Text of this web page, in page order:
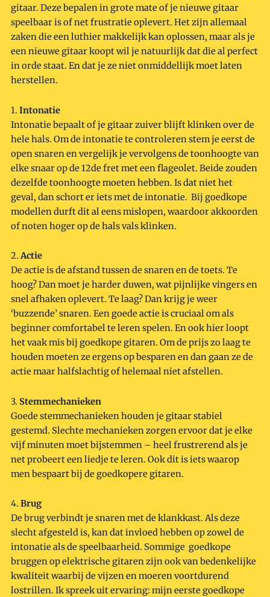
gitaar. Deze bepalen in grote mate of je nieuwe gitaar
speelbaar is of net frustratie oplevert. Het zijn allemaal
zaken die een luthier makkelijk kan oplossen, maar als je
een nieuwe gitaar koopt wil je natuurlijk dat die al perfect
in orde staat. En dat je ze niet onmiddellijk moet laten
herstellen.
1. Intonatie
Intonatie bepaalt of je gitaar zuiver blijft klinken over de
hele hals. Om de intonatie te controleren stem je eerst de
open snaren en vergelijk je vervolgens de toonhoogte van
elke snaar op de 12de fret met een flageolet. Beide zouden
dezelfde toonhoogte moeten hebben. Is dat niet het
geval, dan schort er iets met de intonatie. Bij goedkope
modellen durft dit al eens mislopen, waardoor akkoorden
of noten hoger op de hals vals klinken.
2.Actie
De actie is de afstand tussen de snaren en de toets. Te
hoog? Dan moet je harder duwen, wat pijnlijke vingers en
snel afhaken oplevert. Te laag? Dan krijg je weer
‘buzzende’ snaren. Een goede actie is cruciaal om als
beginner comfortabel te leren spelen. En ook hier loopt
het vaak mis bij goedkope gitaren. Om de prijs zo laag te
houden moeten ze ergens op besparen en dan gaan ze de
actie maar halfslachtig of helemaal niet afstellen.
3. Stemmechanieken
Goede stemmechanieken houden je gitaar stabiel
gestemd. Slechte mechanieken zorgen ervoor dat je elke
vijf minuten moet bijstemmen – heel frustrerend als je
net probeert een liedje te leren. Ook dit is iets waarop
men bespaart bij de goedkopere gitaren.
4. Brug
De brug verbindt je snaren met de klankkast. Als deze
slecht afgesteld is, kan dat invloed hebben op zowel de
intonatie als de speelbaarheid. Sommige goedkope
bruggen op elektrische gitaren zijn ook van bedenkelijke
kwaliteit waarbij de vijzen en moeren voortdurend
lostrillen. Ik spreek uit ervaring: mijn eerste goedkope